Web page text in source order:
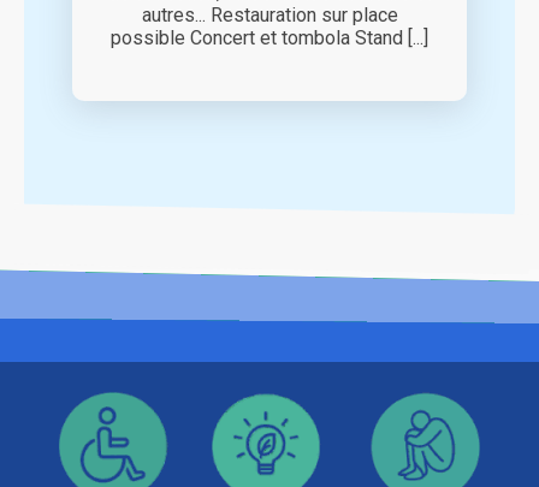
autres... Restauration sur place
possible Concert et tombola Stand [...]